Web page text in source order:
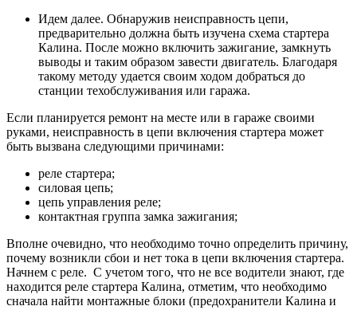
Идем далее. Обнаружив неисправность цепи,
предварительно должна быть изучена схема стартера
Калина. После можно включить зажигание, замкнуть
выводы и таким образом завести двигатель. Благодаря
такому методу удается своим ходом добраться до
станции техобслуживания или гаража.
Если планируется ремонт на месте или в гараже своими
руками, неисправность в цепи включения стартера может
быть вызвана следующими причинами:
реле стартера;
силовая цепь;
цепь управления реле;
контактная группа замка зажигания;
Вполне очевидно, что необходимо точно определить причину,
почему возникли сбои и нет тока в цепи включения стартера.
Начнем с реле. С учетом того, что не все водители знают, где
находится реле стартера Калина, отметим, что необходимо
сначала найти монтажные блоки (предохранители Калина и